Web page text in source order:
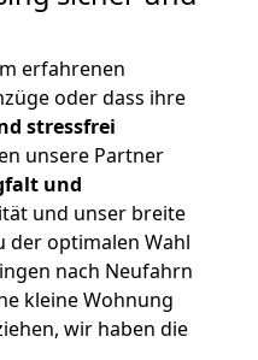
erfahrenen
oder dass ihre
stressfrei
unsere Partner
und
und unser breite
der optimalen Wahl
nach Neufahrn
kleine Wohnung
wir haben die